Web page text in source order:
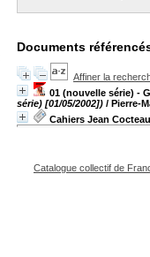
Documents
Affiner la
01 (nouvelle série) -
série) [01/05/2002]) / Pierre-
Cahiers Jean Cocteau
Catalogue collectif de